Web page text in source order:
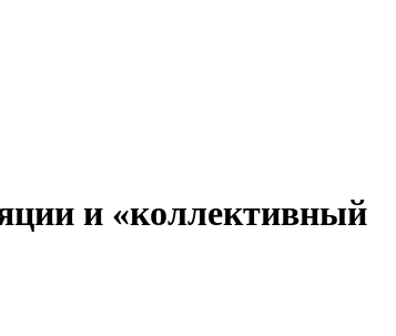
и «коллективный